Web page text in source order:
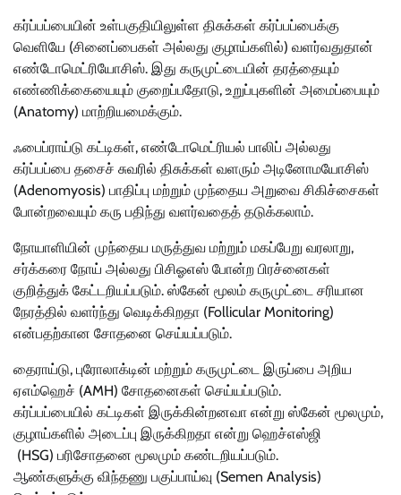
கர்ப்பப்பையின் உள்பகுதியிலுள்ள திசுக்கள் கர்ப்பப்பைக்கு
வெளியே (சினைப்பைகள் அல்லது குழாய்களில்) வளர்வதுதான்
எண்டோமெட்ரியோசிஸ். இது கருமுட்டையின் தரத்தையும்
எண்ணிக்கையையும் குறைப்பதோடு, உறுப்புகளின் அமைப்பையும்
(Anatomy) மாற்றியமைக்கும்.
ஃபைப்ராய்டு கட்டிகள், எண்டோமெட்ரியல் பாலிப் அல்லது
கர்ப்பப்பை தசைச் சுவரில் திசுக்கள் வளரும் அடினோமயோசிஸ்
(Adenomyosis) பாதிப்பு மற்றும் முந்தைய அறுவை சிகிச்சைகள்
போன்றவையும் கரு பதிந்து வளர்வதைத் தடுக்கலாம்.
நோயாளியின் முந்தைய மருத்துவ மற்றும் மகப்பேறு வரலாறு,
சர்க்கரை நோய் அல்லது பிசிஓஎஸ் போன்ற பிரச்னைகள்
குறித்துக் கேட்டறியப்படும். ஸ்கேன் மூலம் கருமுட்டை சரியான
நேரத்தில் வளர்ந்து வெடிக்கிறதா (Follicular Monitoring)
என்பதற்கான சோதனை செய்யப்படும்.
தைராய்டு, புரோலாக்டின் மற்றும் கருமுட்டை இருப்பை அறிய
ஏஎம்ஹெச் (AMH) சோதனைகள் செய்யப்படும்.
கர்ப்பப்பையில் கட்டிகள் இருக்கின்றனவா என்று ஸ்கேன் மூலமும்,
குழாய்களில் அடைப்பு இருக்கிறதா என்று ஹெச்எஸ்ஜி
(HSG) பரிசோதனை மூலமும் கண்டறியப்படும்.
ஆண்களுக்கு விந்தணு பகுப்பாய்வு (Semen Analysis)